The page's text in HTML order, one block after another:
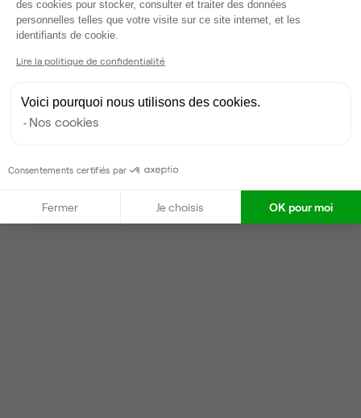
Victor
des cookies pour stocker, consulter et traiter des données
personnelles telles que votre visite sur ce site internet, et les
identifiants de cookie.
Lire la politique de confidentialité
Voici pourquoi nous utilisons des cookies.
Nos cookies
Consentements certifiés par
Fermer Je choisis OK pour moi